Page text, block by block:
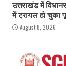
उत्तराखंड में
में ट्रायल हो चुका
August 8, 2026